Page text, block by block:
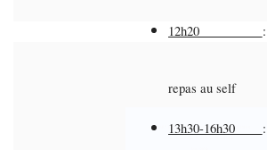
12h20 :
repas au self
13h30-16h30 :